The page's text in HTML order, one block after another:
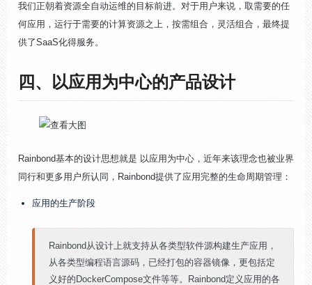
我们正朝着资源全自动运维的目标前进。对于用户来说，取需要的任
何应用，运行于需要的计算资源之上，按需组合，灵活组合，最终提
供了SaaS化得服务。
四、以应用为中心的产品设计
Rainbond基本的设计思想就是 以应用为中心，近年来该理念也被业界
同行和更多用户所认同，Rainbond提供了应用完整的生命周期管理：
应用的生产阶段
Rainbond从设计上就支持从各类型软件源构建生产应用，
从各类型编程语言源码，已经打包的容器镜像，更包括定
义好的DockerCompose文件等等。Rainbond定义应用的各